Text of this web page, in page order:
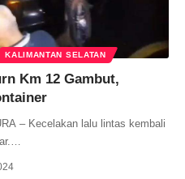
KALIMANTAN SELATAN
Km 12 Gambut,
– Kecelakan lalu lintas kembali